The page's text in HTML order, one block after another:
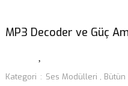
MP3 Decoder ve Güç
Kategori Ses Modülleri ,